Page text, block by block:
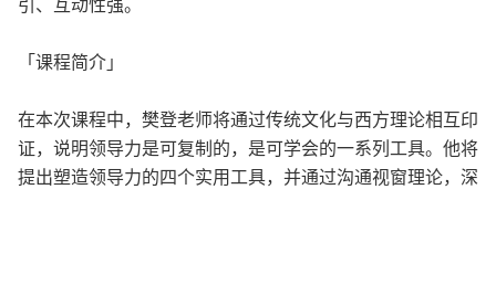
引、互动性强。
「课程简介」
在本次课程中，樊登老师将通过传统文化与西方理论相互印
证，说明领导力是可复制的，是可学会的一系列工具。他将
提出塑造领导力的四个实用工具，并通过沟通视窗理论，深